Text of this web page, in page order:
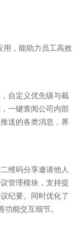
用，能助力员工高效
自定义优先级与截
一键查阅公司内部
送的各类消息，界
维码分享邀请他人
管理模块，支持提
纪要。同时优化了
能交互细节。